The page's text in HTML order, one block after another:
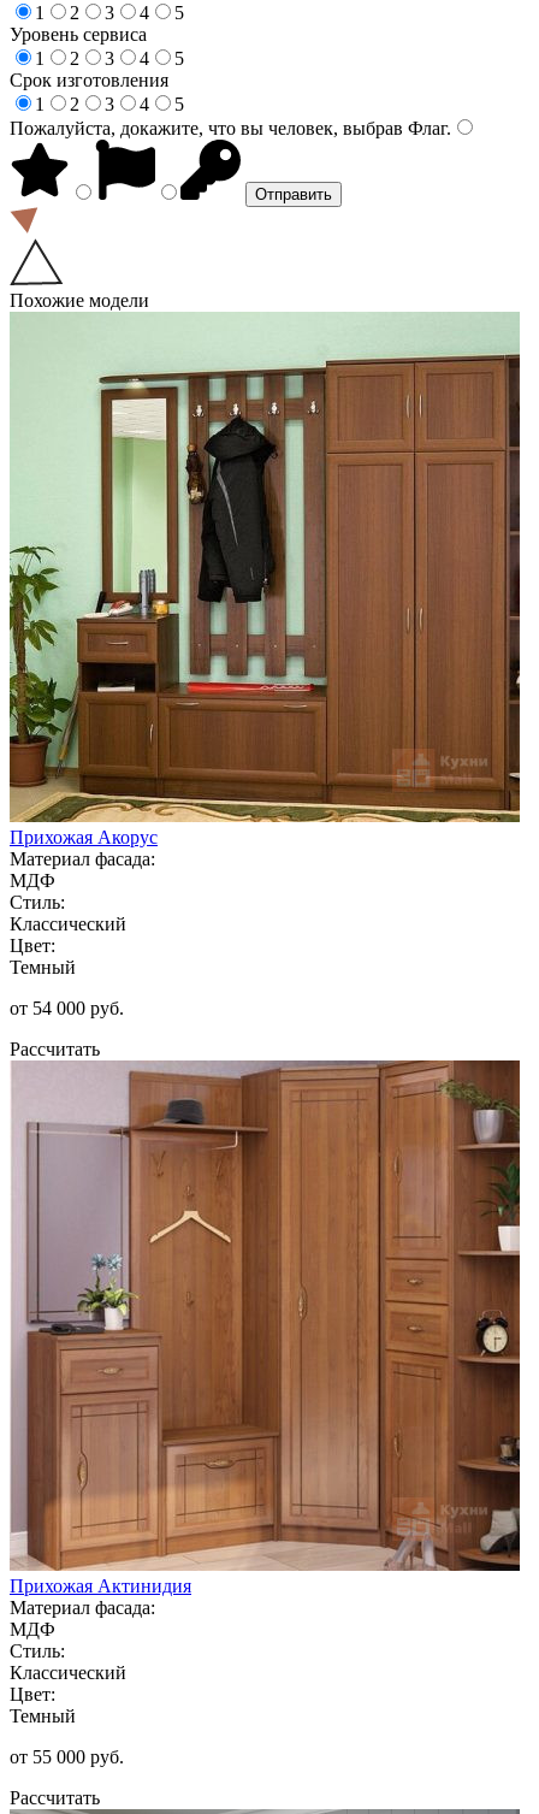
1
2 3 4
5
Уровень сервиса
1
2 3 4
5
Срок изготовления
1
2 3 4
5
Пожалуйста, докажите, что вы человек, выбрав Флаг.
Похожие модели
Прихожая Акорус
Материал фасада:
МДФ
Стиль:
Классический
Цвет:
Темный
от 54 000 руб.
Рассчитать
Прихожая Актинидия
Материал фасада:
МДФ
Стиль:
Классический
Цвет:
Темный
от 55 000 руб.
Рассчитать